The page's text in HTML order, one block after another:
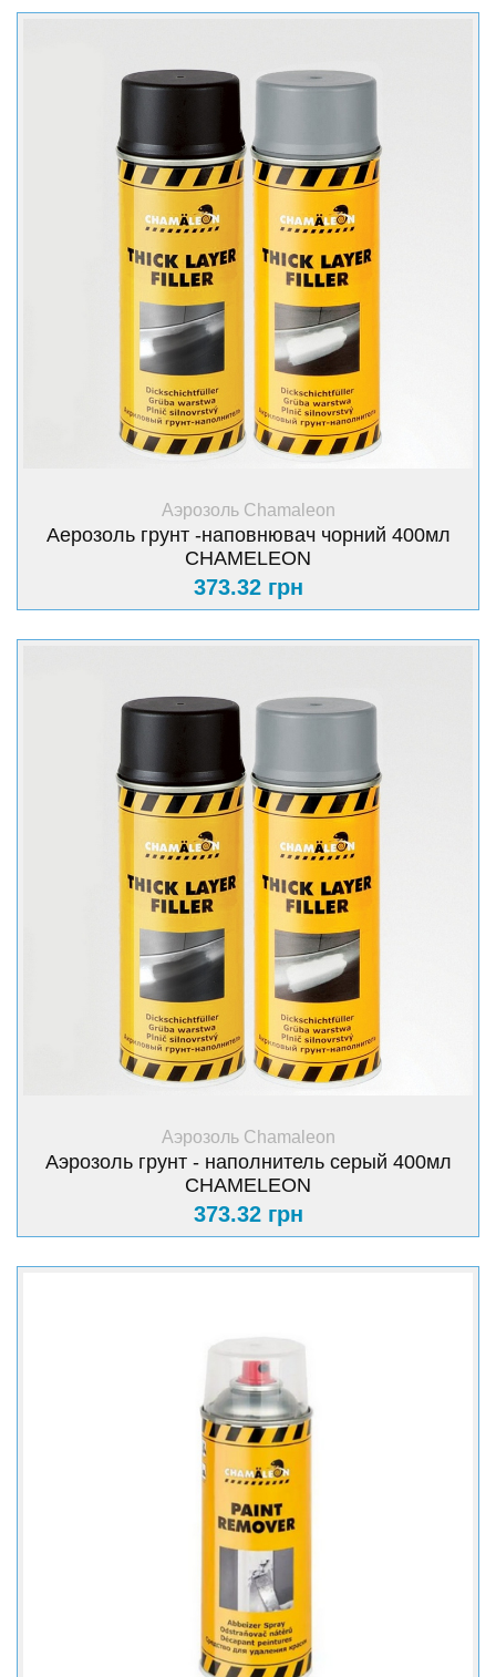
+ Купить
Аэрозоль Chamaleon
Аерозоль грунт -наповнювач чорний 400мл
CHAMELEON
373.32 грн
+ Купить
Аэрозоль Chamaleon
Аэрозоль грунт - наполнитель серый 400мл
CHAMELEON
373.32 грн